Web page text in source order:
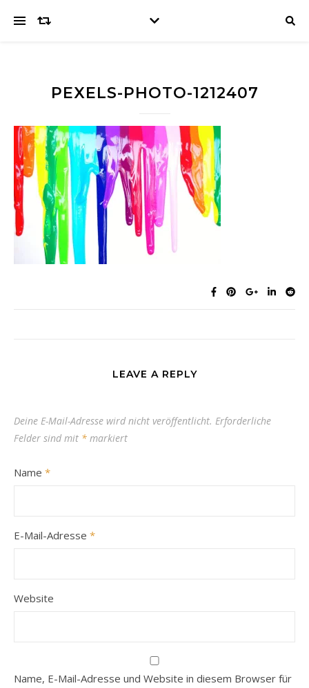
PEXELS-PHOTO-1212407
LEAVE A REPLY
Deine E-Mail-Adresse wird nicht veröffentlicht. Erforderliche
Felder sind mit * markiert
Name *
E-Mail-Adresse *
Website
Name, E-Mail-Adresse und Website in diesem Browser für